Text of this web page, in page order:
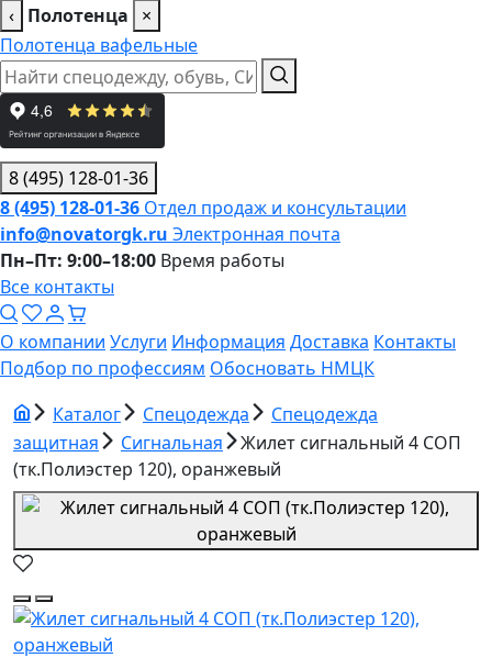
‹ Полотенца
×
Полотенца вафельные
8 (495) 128-01-36
8 (495) 128-01-36 Отдел продаж и консультации
info@novatorgk.ru Электронная почта
Пн–Пт: 9:00–18:00 Время работы
Все контакты
О компании Услуги Информация Доставка Контакты
Подбор по профессиям Обосновать НМЦК
Каталог
Спецодежда
Спецодежда
защитная
Сигнальная
Жилет сигнальный 4 СОП
(тк.Полиэстер 120), оранжевый